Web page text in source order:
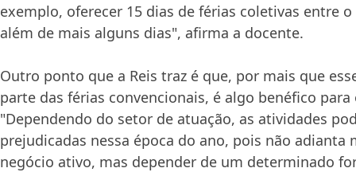
exemplo, oferecer 15 dias de férias coletivas entre
além de mais alguns dias", afirma a docente.
Outro ponto que a Reis traz é que, por mais que
parte das férias convencionais, é algo benéfico
"Dependendo do setor de atuação, as atividades
prejudicadas nessa época do ano, pois não adianta
negócio ativo, mas depender de um determinado